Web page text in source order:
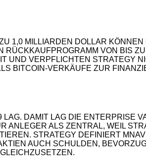
1,0 MILLIARDEN DOLLAR
VON BIS
UND VERPFLICHTEN STRATEGY
BITCOIN-VERKÄUFE ZUR
DAMIT LAG DIE ENTERPRISE
ANLEGER ALS ZENTRAL, WEIL
STRATEGY DEFINIERT
AUCH SCHULDEN,